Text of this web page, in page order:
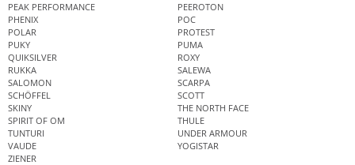
PEAK PERFORMANCE
PEEROTON
PHENIX
POC
POLAR
PROTEST
PUKY
PUMA
QUIKSILVER
ROXY
RUKKA
SALEWA
SALOMON
SCARPA
SCHÖFFEL
SCOTT
SKINY
THE NORTH FACE
SPIRIT OF OM
THULE
TUNTURI
UNDER ARMOUR
VAUDE
YOGISTAR
ZIENER